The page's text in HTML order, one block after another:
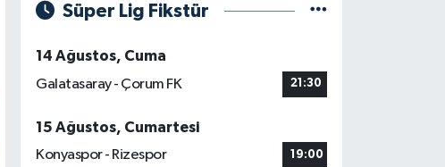
Süper Lig Fikstür
14 Ağustos, Cuma
Galatasaray - Çorum FK
21:30
15 Ağustos, Cumartesi
Konyaspor - Rizespor
19:00